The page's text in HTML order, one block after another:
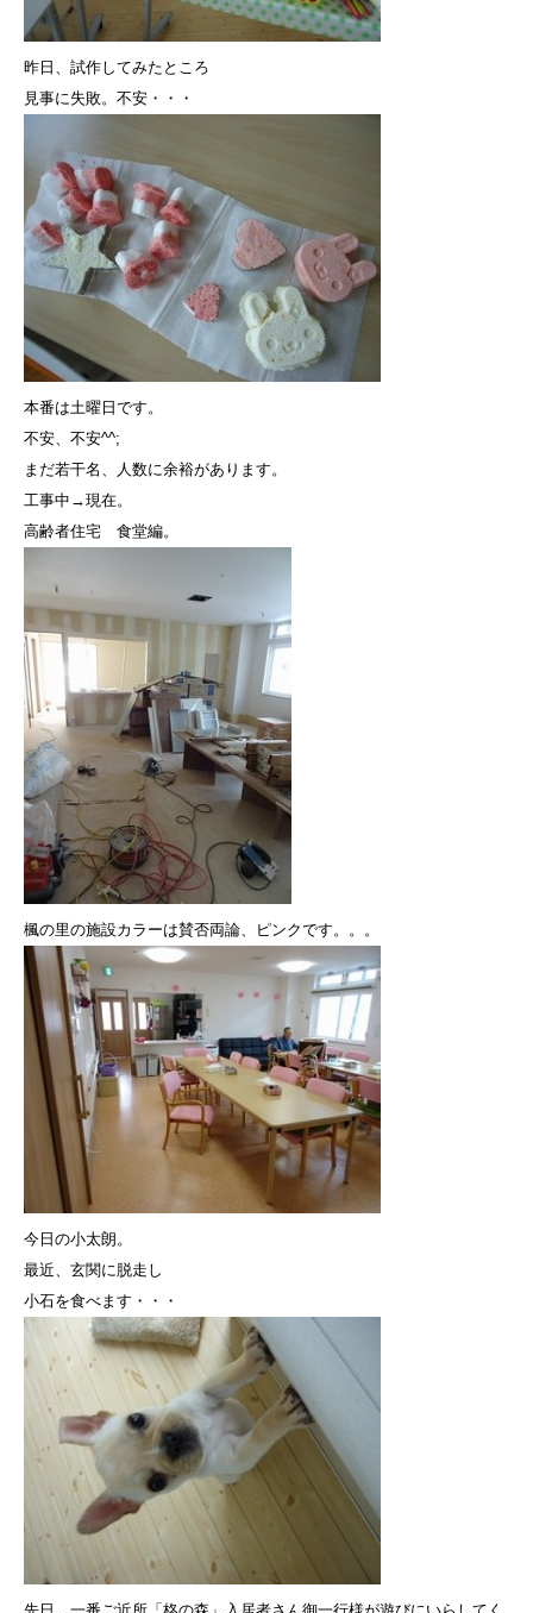
昨日、試作してみたところ
見事に失敗。不安・・・
本番は土曜日です。
不安、不安^^;
まだ若干名、人数に余裕があります。
工事中→現在。
高齢者住宅 食堂編。
楓の里の施設カラーは賛否両論、ピンクです。。。
今日の小太朗。
最近、玄関に脱走し
小石を食べます・・・